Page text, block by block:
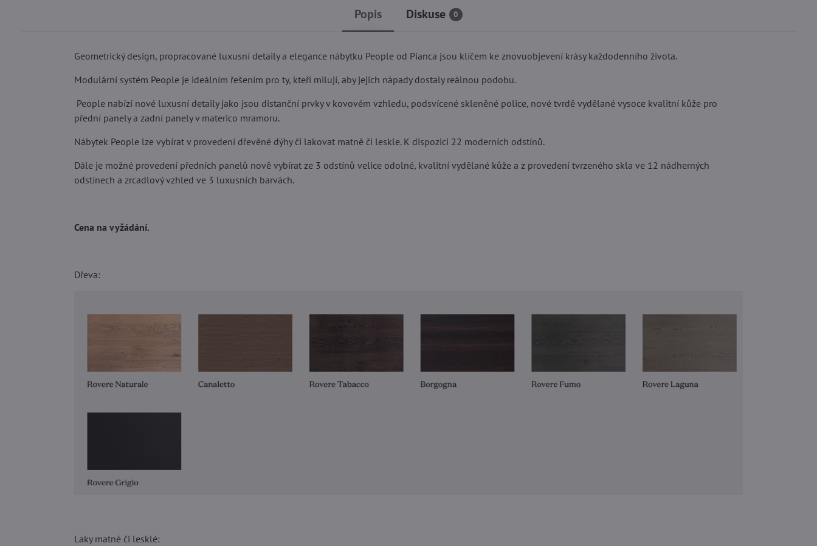
Popis Diskuse 0
Geometrický design, propracované luxusní detaily a elegance nábytku People od Pianca jsou klíčem ke znovuobjevení krásy každodenního života.
Modulární systém People je ideálním řešením pro ty, kteří milují, aby jejich nápady dostaly reálnou podobu.
People nabízí nové luxusní detaily jako jsou distanční prvky v kovovém vzhledu, podsvícené skleněné police, nové tvrdě vydělané vysoce kvalitní kůže pro
přední panely a zadní panely v materico mramoru.
Nábytek People lze vybírat v provedení dřevěné dýhy či lakovat matně či leskle. K dispozici 22 moderních odstínů.
Dále je možné provedení předních panelů nově vybírat ze 3 odstínů velice odolné, kvalitní vydělané kůže a z provedení tvrzeného skla ve 12 nádherných
odstínech a zrcadlový vzhled ve 3 luxusních barvách.
Cena na vyžádání.
Dřeva:
Laky matné či lesklé: